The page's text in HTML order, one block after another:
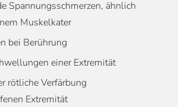
Spannungsschmerzen, ähnlich
Muskelkater
bei Berührung
einer Extremität
rötliche Verfärbung
Extremität